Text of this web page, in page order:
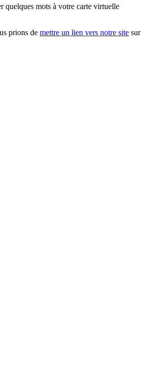
quelques mots à votre carte virtuelle
prions de mettre un lien vers notre site sur